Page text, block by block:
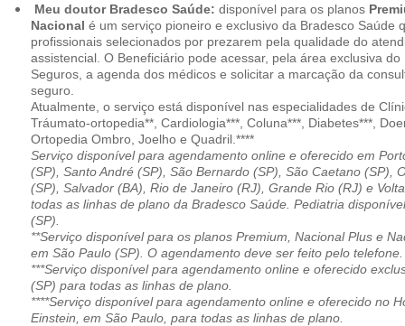
Meu doutor Bradesco Saúde: disponível para os planos
Nacional é um serviço pioneiro e exclusivo da Bradesco Saúde
profissionais selecionados por prezarem pela qualidade do
assistencial. O Beneficiário pode acessar, pela área exclusiva
Seguros, a agenda dos médicos e solicitar a marcação da
seguro.
Atualmente, o serviço está disponível nas especialidades de
Tráumato-ortopedia**, Cardiologia***, Coluna***, Diabetes***,
Ortopedia Ombro, Joelho e Quadril.****
Serviço disponível para agendamento online e oferecido em
(SP), Santo André (SP), São Bernardo (SP), São Caetano (SP),
(SP), Salvador (BA), Rio de Janeiro (RJ), Grande Rio (RJ) e
todas as linhas de plano da Bradesco Saúde. Pediatria
(SP).
**Serviço disponível para os planos Premium, Nacional Plus e
em São Paulo (SP). O agendamento deve ser feito pelo telefone.
***Serviço disponível para agendamento online e oferecido
(SP) para todas as linhas de plano.
****Serviço disponível para agendamento online e oferecido no
Einstein, em São Paulo, para todas as linhas de plano.